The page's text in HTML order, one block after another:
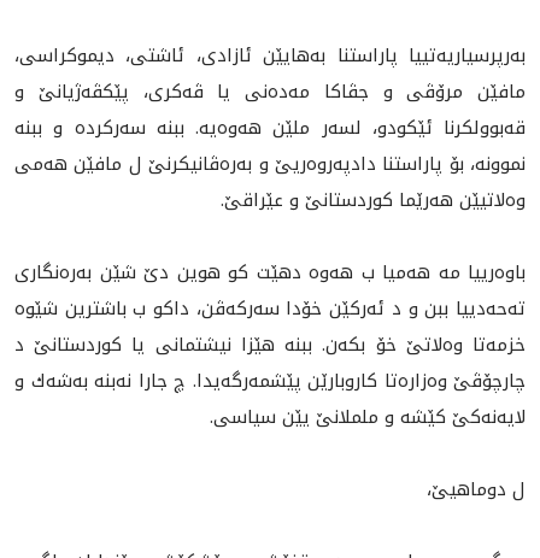
بەرپرسیاریەتييا پاراستنا بەهایێن ئازادى، ئاشتى، دیموکراسی،
مافێن مرۆڤی و جڤاكا مه‌ده‌نى يا ڤه‌كرى، پێكڤه‌ژيانێ و
قه‌بوولكرنا ئێكودو، لسەر ملێن هەوەیە. ببنە سه‌ركرده‌ و ببنه‌
نموونە، بۆ پاراستنا دادپەروەریێ و بەرەڤانیکرنێ ل مافێن هەمی
وەلاتیێن هەرێما کوردستانێ و عێراقێ.
باوه‌رييا مه‌ هه‌ميا ب هەوە دهێت کو هوین دێ شێن بەرەنگاری
ته‌حه‌دييا ببن و د ئەرکێن خۆدا سەرکەڤن، داکو ب باشترین شێوە
خزمەتا وه‌لاتێ خۆ بکەن. ببنە هێزا نيشتمانی یا کوردستانێ د
چارچۆڤێ وەزارەتا کاروبارێن پێشمەرگەيدا. چ جارا نەبنە به‌شه‌ك و
لایەنەکێ کێشە و ململانێ یێن سیاسی.
ل دوماهیێ،